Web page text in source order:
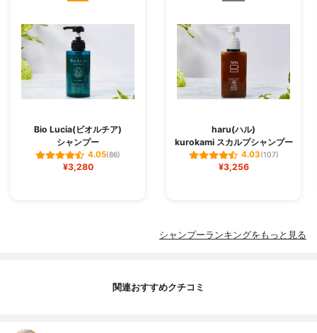
Bio Lucia(ビオルチア)
シャンプー
4.05(86)
¥3,280
haru(ハル)
kurokami スカルプシャンプー
4.03(107)
¥3,256
シャンプーランキングをもっと見る
関連おすすめクチコミ